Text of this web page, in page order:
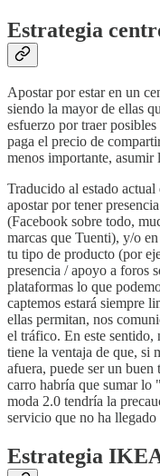
Estrategia
Apostar por estar en un
siendo la mayor de ellas
esfuerzo por traer
paga el precio de
menos importante, asumir
Traducido al estado actual
apostar por tener
(Facebook sobre todo,
marcas que Tuenti), y/o
tu tipo de producto (por
presencia / apoyo a foros
plataformas lo que
captemos estará siempre
ellas permitan, nos
el tráfico. En este sentido,
tiene la ventaja de que, si
afuera, puede ser un
carro habría que sumar lo
moda 2.0 tendría la
servicio que no ha
Estrategia